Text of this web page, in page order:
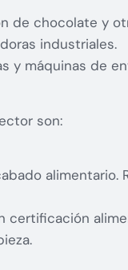
de chocolate y
industriales.
y máquinas de
son:
alimentario.